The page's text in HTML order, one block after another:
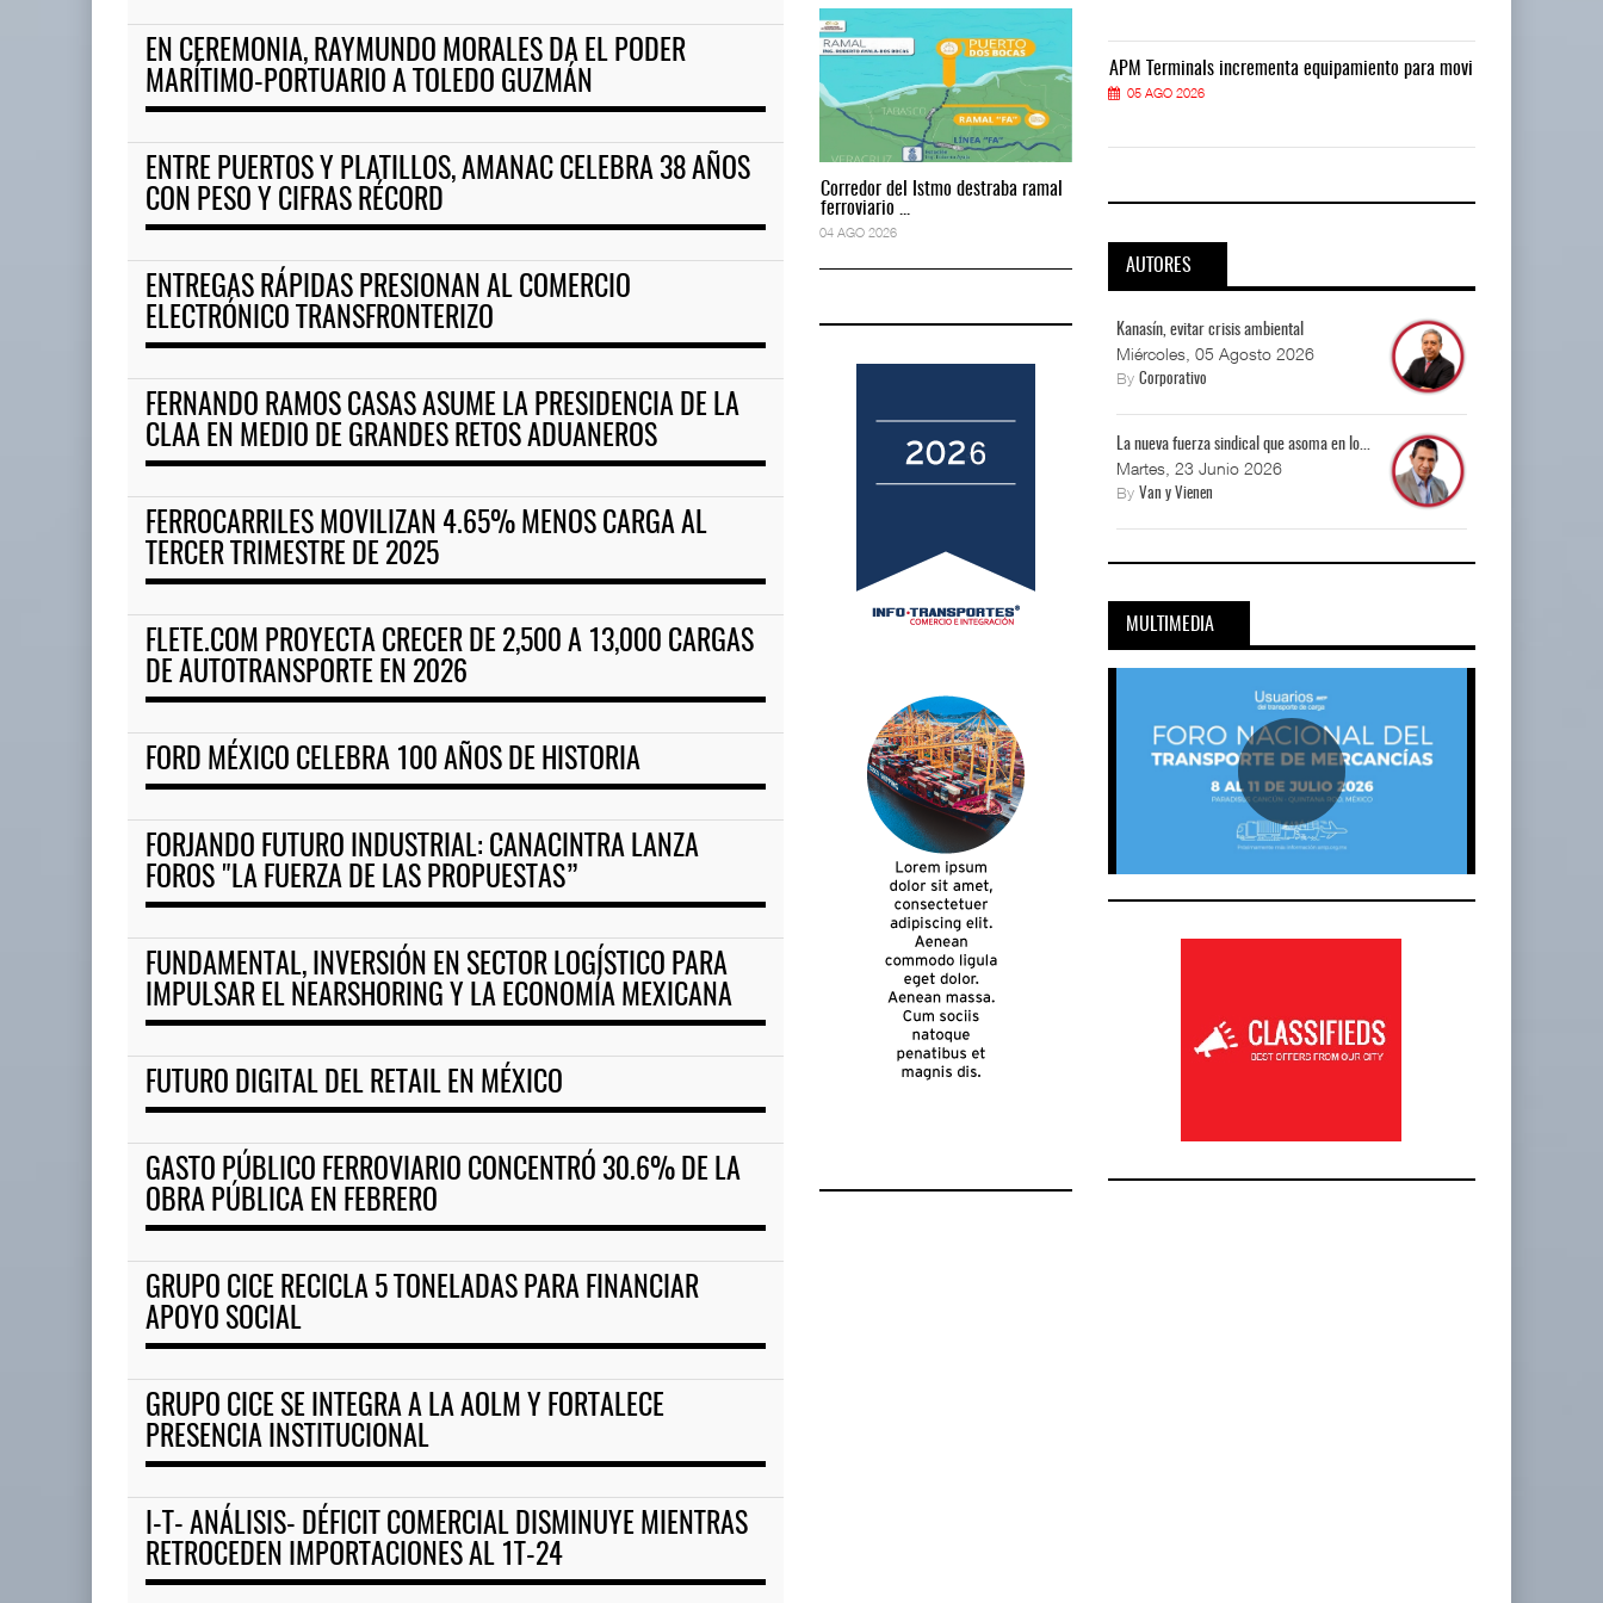
EN CEREMONIA, RAYMUNDO MORALES DA EL PODER
MARÍTIMO-PORTUARIO A TOLEDO GUZMÁN
ENTRE PUERTOS Y PLATILLOS, AMANAC CELEBRA 38 AÑOS
CON PESO Y CIFRAS RÉCORD
ENTREGAS RÁPIDAS PRESIONAN AL COMERCIO
ELECTRÓNICO TRANSFRONTERIZO
FERNANDO RAMOS CASAS ASUME LA PRESIDENCIA DE LA
CLAA EN MEDIO DE GRANDES RETOS ADUANEROS
FERROCARRILES MOVILIZAN 4.65% MENOS CARGA AL
TERCER TRIMESTRE DE 2025
FLETE.COM PROYECTA CRECER DE 2,500 A 13,000 CARGAS
DE AUTOTRANSPORTE EN 2026
FORD MÉXICO CELEBRA 100 AÑOS DE HISTORIA
FORJANDO FUTURO INDUSTRIAL: CANACINTRA LANZA
FOROS "LA FUERZA DE LAS PROPUESTAS”
FUNDAMENTAL, INVERSIÓN EN SECTOR LOGÍSTICO PARA
IMPULSAR EL NEARSHORING Y LA ECONOMÍA MEXICANA
FUTURO DIGITAL DEL RETAIL EN MÉXICO
GASTO PÚBLICO FERROVIARIO CONCENTRÓ 30.6% DE LA
OBRA PÚBLICA EN FEBRERO
GRUPO CICE RECICLA 5 TONELADAS PARA FINANCIAR
APOYO SOCIAL
GRUPO CICE SE INTEGRA A LA AOLM Y FORTALECE
PRESENCIA INSTITUCIONAL
I-T- ANÁLISIS- DÉFICIT COMERCIAL DISMINUYE MIENTRAS
RETROCEDEN IMPORTACIONES AL 1T-24
Corredor del Istmo destraba ramal
ferroviario ...
04 AGO 2026 04 AGO 2026
Corredor del Istmo destraba ramal
ferroviario ...
04 AGO 2026
ferroviario ...
ferroviario ...
APM Terminals incrementa equipamiento para movi
05 AGO 2026
APM Terminals incrementa equipamiento para movi APM Terminals incrementa equipamiento para movi
05 AGO 2026
AUTORES
Kanasín, evitar crisis ambiental
Miércoles, 05 Agosto 2026
By Corporativo
La nueva fuerza sindical que asoma en lo...
Martes, 23 Junio 2026
By Van y Vienen
MULTIMEDIA